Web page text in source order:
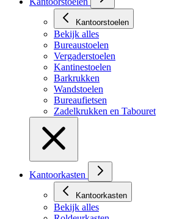
Kantoorstoelen
Bekijk alles
Bureaustoelen
Vergaderstoelen
Kantinestoelen
Barkrukken
Wandstoelen
Bureaufietsen
Zadelkrukken en Tabouret
Kantoorkasten
Kantoorkasten
Bekijk alles